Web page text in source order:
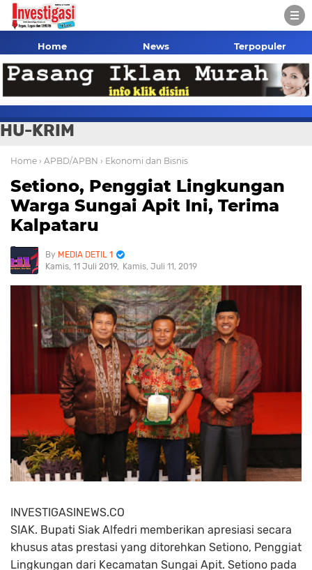
Home News Terpopuler
HU-KRIM
Home › APBD/APBN › Ekonomi dan Bisnis
Setiono, Penggiat Lingkungan
Warga Sungai Apit Ini, Terima
Kalpataru
MEDIA DETIL 1
Kamis, 11 Juli 2019
Kamis, Juli 11, 2019
INVESTIGASINEWS.CO
SIAK. Bupati Siak Alfedri memberikan apresiasi secara
khusus atas prestasi yang ditorehkan Setiono, Penggiat
Lingkungan dari Kecamatan Sungai Apit. Setiono pada